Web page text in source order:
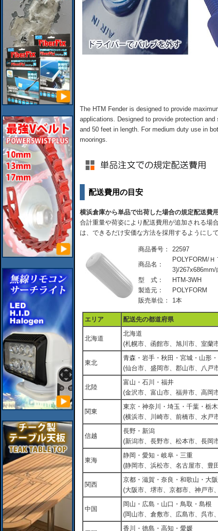
The HTM Fender is designed to provide
applications. Designed to provide protection
and 50 feet in length. For medium duty use in
moorings.
配送費用の目安
横浜倉庫から単品で出荷した場合の規定配送費
合計重量や荷姿により配送費用が追加される場
は、できるだけ安価な方法を採用するようにし
商品番号： 22597
商品名：
POLYFORM/
3)/267x686mm/
型 式：
HTM-3WH
製造元：
POLYFORM
販売単位：
1本
エリア 配送先の都道府県
北海道
北海道
(札幌市、函館市、旭川市、室蘭
東北
青森・岩手・秋田・宮城・山形
(仙台市、盛岡市、郡山市、八戸
北陸
富山・石川・福井
(金沢市、富山市、福井市、高岡
関東
東京・神奈川・埼玉・千葉・栃
(横浜市、川崎市、前橋市、水戸
信越
長野・新潟
(新潟市、長野市、松本市、長岡
東海
静岡・愛知・岐阜・三重
(静岡市、浜松市、名古屋市、豊
関西
京都・滋賀・奈良・和歌山・大
(大阪市、堺市、京都市、神戸市
中国
岡山・広島・山口・鳥取・島根
(岡山市、倉敷市、広島市、呉市
香川・徳島・高知・愛媛